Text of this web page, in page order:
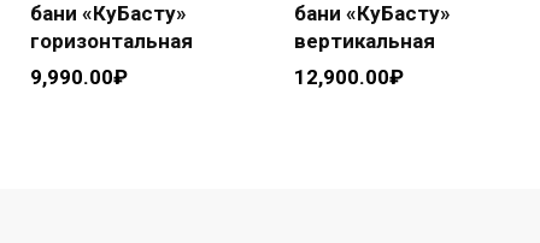
бани «КуБасту»
горизонтальная
9,990.00₽
бани «КуБасту»
вертикальная
12,900.00₽